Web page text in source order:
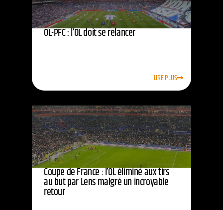
OL-PFC : l’OL doit se relancer
LIRE PLUS
Coupe de France : l’OL éliminé aux tirs
au but par Lens malgré un incroyable
retour